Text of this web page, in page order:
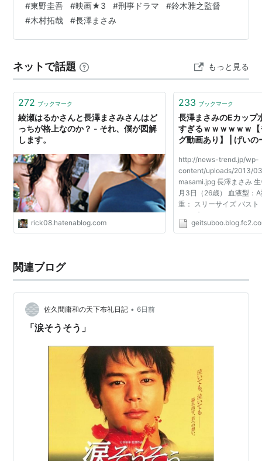
11年06月 冬の日（コ・フェスタPAO） - 主演・リ
サ 役
11年05月 岳-ガク-（東宝） - 椎名久美 役
10年04月 てぃだかんかん〜海とサンゴと小さな奇
跡〜（ショウゲート） - 美ら島沖縄大使 役
09年11月 曲がれ！スプーン
08年05月 隠し砦の三悪人 THE LAST PRINCESS
07年06月 そのときは彼によろしく
06年09月 涙そうそう 主演
06年08月 ラフ 主演ヒロイン
05年09月 タッチ 主演ヒロイン
04年05月 世界の中心で、愛をさけぶ
04年05月 深呼吸の必要
03年09月 ロボコン 映画初主演
03年01月 黄泉がえり
03年12月 ゴジラ×モスラ×メカゴジラ? 東京SOS
03年11月 阿修羅のごとく
02年09月 なごり雪
00年06月 クロスファイア 映画初出演
逃亡者 RUNAWAY(2004)
優しい時間(2005)
広島・昭和20年8月6日
ルテシア東京で開催されるカウントダウンパーティー
『マスカレード・ナイト』の会場に現れる。 そんな密告
状が届き、新田刑事（木村拓哉）がまたホテルマンに扮
の山岸（長澤まさみ）と何だかんだ衝突しながらも、お
互いをプロとして認め合いつつお…
#東野圭吾 #映画★3 #刑事ドラマ #鈴木雅之監督
#木村拓哉 #長澤まさみ
ネットで話題 もっと見る
272 ブックマーク
綾瀬はるかさんと長澤まさみさんはど
っちが格上なのか？ - それ、僕が図解
します。
rick08.hatenablog.com
233 ブックマーク
長澤まさみのEカップ
すぎるｗｗｗｗｗｗ
グ動画あり】 | げいの
http://news-trend.jp/wp-
content/uploads/2013/
masami.jpg 長澤まさみ
月3日（26歳） 血液型：
重： スリーサイズ バス
カップ） ウェスト：
0： おすすめ記事＠げい
関連ブログ
佐久間庸和の天下布礼日記 • 6日前
「涙そうそう」